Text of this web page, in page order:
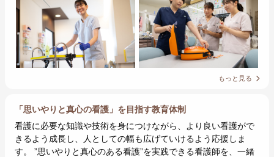
もっと見る
「思いやりと真心の看護」を目指す教育体制
看護に必要な知識や技術を身につけながら、より良い看護がで
きるよう成長し、人としての幅も広げていけるよう応援しま
す。 ”思いやりと真心のある看護”を実践できる看護師を、一緒